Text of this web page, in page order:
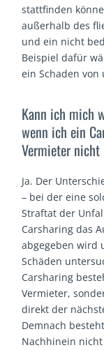
stattfinden
außerhalb des
und ein nicht
Beispiel dafür
ein Schaden
Kann ich mich
wenn ich ein
Vermieter nicht
Ja. Der
– bei der eine
Straftat der
Carsharing das
abgegeben wird
Schäden
Carsharing
Vermieter,
direkt der
Demnach
Nachhinein